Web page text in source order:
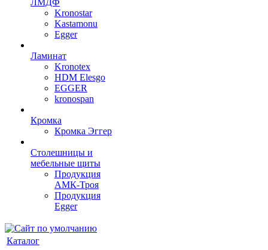
ЛМДФ
Kronostar
Kastamonu
Egger
Ламинат
Kronotex
HDM Elesgo
EGGER
kronospan
Кромка
Кромка Эггер
Столешницы и
мебельные щиты
Продукция
АМК-Троя
Продукция
Egger
Каталог